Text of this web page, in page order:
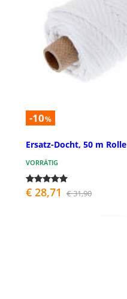
-10%
Ersatz-Docht, 50 m Rolle
VORRÄTIG
€ 28,71 € 31,90